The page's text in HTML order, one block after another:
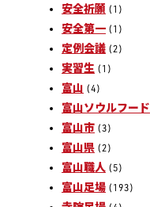
安全祈願 (1)
安全第一 (1)
定例会議 (2)
実習生 (1)
富山 (4)
富山ソウルフード
富山市 (3)
富山県 (2)
富山職人 (5)
富山足場 (193)